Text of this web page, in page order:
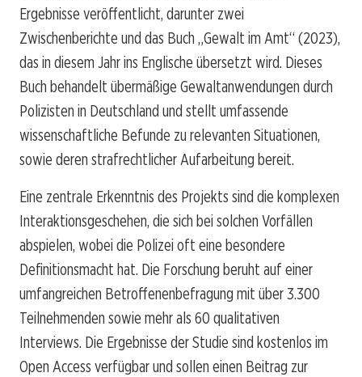
Ergebnisse veröffentlicht, darunter zwei
Zwischenberichte und das Buch „Gewalt im Amt“ (2023),
das in diesem Jahr ins Englische übersetzt wird. Dieses
Buch behandelt übermäßige Gewaltanwendungen durch
Polizisten in Deutschland und stellt umfassende
wissenschaftliche Befunde zu relevanten Situationen,
sowie deren strafrechtlicher Aufarbeitung bereit.
Eine zentrale Erkenntnis des Projekts sind die komplexen
Interaktionsgeschehen, die sich bei solchen Vorfällen
abspielen, wobei die Polizei oft eine besondere
Definitionsmacht hat. Die Forschung beruht auf einer
umfangreichen Betroffenenbefragung mit über 3.300
Teilnehmenden sowie mehr als 60 qualitativen
Interviews. Die Ergebnisse der Studie sind kostenlos im
Open Access verfügbar und sollen einen Beitrag zur